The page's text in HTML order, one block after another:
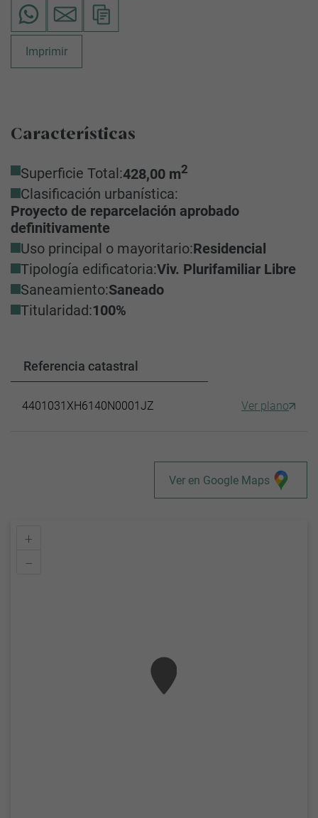
Imprimir
Características
Superficie Total:428,00 m2
Clasificación urbanística:
Proyecto de reparcelación aprobado
definitivamente
Uso principal o mayoritario:Residencial
Tipología edificatoria:Viv. Plurifamiliar Libre
Saneamiento:Saneado
Titularidad:100%
Referencia catastral
4401031XH6140N0001JZ Ver plano
Ver en Google Maps
+
–